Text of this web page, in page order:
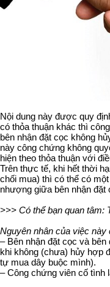
Nội dung này được quy
có thỏa thuận khác thì
bên nhận đặt cọc không
này công chứng không
hiện theo thỏa thuận với
Trên thực tế, khi hết thời
chối mua) thì có thể có
nhượng giữa bên nhận đặt
>>> Có thể bạn quan tâm:
Nguyên nhân của việc này
– Bên nhận đặt cọc và
khi không (chưa) hủy hợp
tự mua dây buộc mình).
– Công chứng viên cố tình